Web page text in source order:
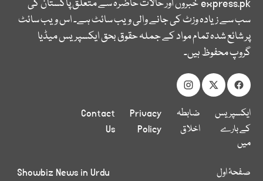
express.pkخبروں اور حالات حاضرہ سے متعلق پاکستان کی
سب سے زیادہ وزٹ کی جانے والی ویب سائٹ ہے۔ اس ویب سائٹ
پر شائع شدہ تمام مواد کے جملہ حقوق بحق ایکسپریس میڈیا
گروپ محفوظ ہیں۔
ایکسپریس
کے بارے
میں
ضابطہ
اخلاق
Privacy
Policy
Contact
Us
صفحۂ اول
Showbiz News in Urdu